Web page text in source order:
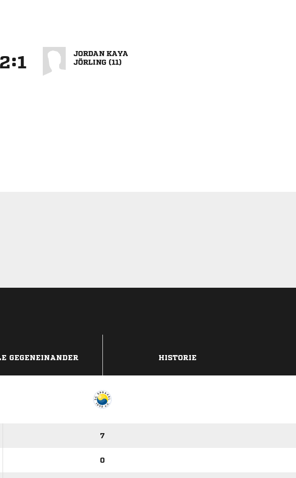
:
 
 
GEGENEINANDER HISTORIE
7
0